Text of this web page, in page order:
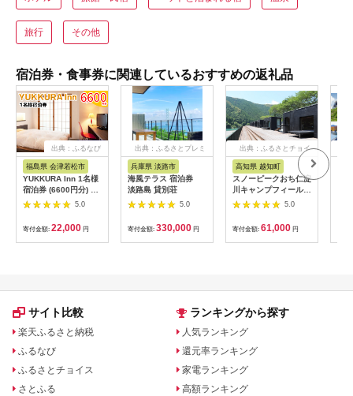
旅行 その他
宿泊券・食事券に関連しているおすすめの返礼品
出典：ふるなび
福島県 会津若松市
YUKKURA Inn 1名様
宿泊券 (6600円分) ワ
ーケーションお試しプ
津若松市 東山温泉 旅
行 クーポン 利用券
[0800]
5.0
寄付金額: 22,000 円
出典：ふるさとプレミ
兵庫県 淡路市
海風テラス 宿泊券
淡路島 貸別荘
5.0
寄付金額: 330,000 円
出典：ふるさとチョイ
高知県 越知町
スノーピークおち仁淀
川キャンプフィールド
「住箱-jyubako-」ペ
5.0
寄付金額: 61,000 円
サイト比較
楽天ふるさと納税
ふるなび
ふるさとチョイス
さとふる
ランキングから探す
人気ランキング
還元率ランキング
家電ランキング
高額ランキング